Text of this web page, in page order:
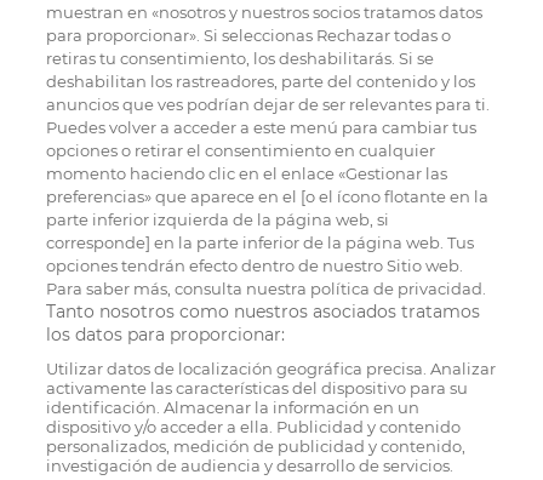
muestran en «nosotros y nuestros socios tratamos datos
para proporcionar». Si seleccionas Rechazar todas o
retiras tu consentimiento, los deshabilitarás. Si se
deshabilitan los rastreadores, parte del contenido y los
anuncios que ves podrían dejar de ser relevantes para ti.
Puedes volver a acceder a este menú para cambiar tus
opciones o retirar el consentimiento en cualquier
momento haciendo clic en el enlace «Gestionar las
preferencias» que aparece en el [o el ícono flotante en la
parte inferior izquierda de la página web, si
corresponde] en la parte inferior de la página web. Tus
opciones tendrán efecto dentro de nuestro Sitio web.
Para saber más, consulta nuestra política de privacidad.
Tanto nosotros como nuestros asociados tratamos
los datos para proporcionar:
Utilizar datos de localización geográfica precisa. Analizar
activamente las características del dispositivo para su
identificación. Almacenar la información en un
dispositivo y/o acceder a ella. Publicidad y contenido
personalizados, medición de publicidad y contenido,
investigación de audiencia y desarrollo de servicios.